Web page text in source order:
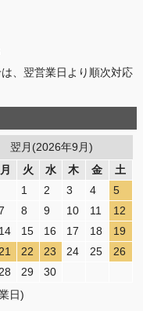
、翌営業日より順次対応
翌月(2026年9月)
月 火 水 木 金
土
1
2 3 4
5
8 9 10 11
12
14 15 16 17 18
19
22 23 24 25
26
29
30
日)